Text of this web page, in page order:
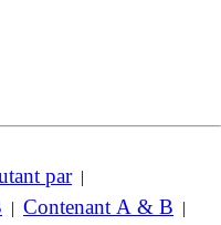
par|
| Contenant A & B |